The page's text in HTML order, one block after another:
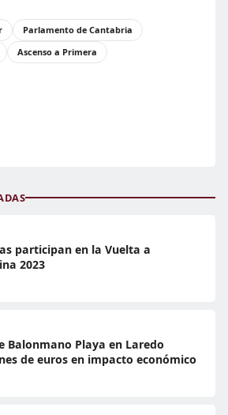
Parlamento de Cantabria
Ascenso a Primera
participan en la Vuelta a
2023
Balonmano Playa en Laredo
de euros en impacto económico